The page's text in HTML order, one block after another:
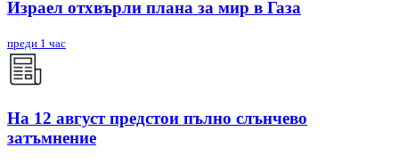
Израел отхвърли плана за мир в Газа
преди 1 час
На 12 август предстои пълно слънчево
затъмнение